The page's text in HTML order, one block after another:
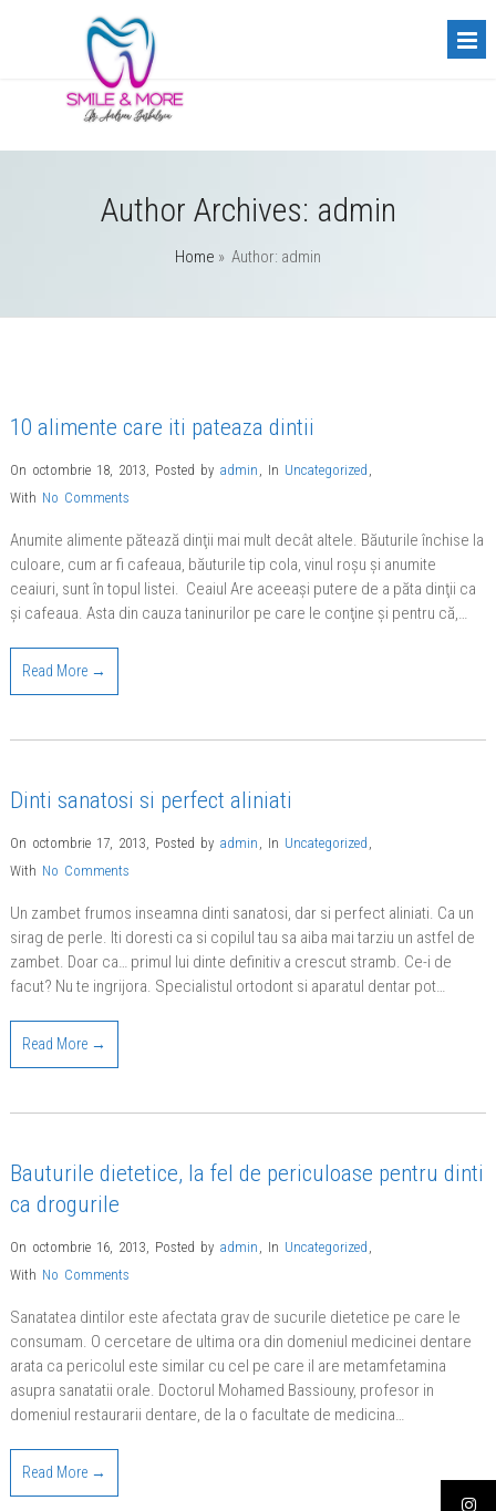
Author Archives: admin
Home » Author: admin
10 alimente care iti pateaza dintii
On octombrie 18, 2013, Posted by admin , In Uncategorized ,
With No Comments
Anumite alimente pătează dinţii mai mult decât altele. Băuturile închise la
culoare, cum ar fi cafeaua, băuturile tip cola, vinul roşu şi anumite
ceaiuri, sunt în topul listei. Ceaiul Are aceeaşi putere de a păta dinţii ca
şi cafeaua. Asta din cauza taninurilor pe care le conţine şi pentru că,…
Read More →
Dinti sanatosi si perfect aliniati
On octombrie 17, 2013, Posted by admin , In Uncategorized ,
With No Comments
Un zambet frumos inseamna dinti sanatosi, dar si perfect aliniati. Ca un
sirag de perle. Iti doresti ca si copilul tau sa aiba mai tarziu un astfel de
zambet. Doar ca… primul lui dinte definitiv a crescut stramb. Ce-i de
facut? Nu te ingrijora. Specialistul ortodont si aparatul dentar pot…
Read More →
Bauturile dietetice, la fel de periculoase pentru dinti
ca drogurile
On octombrie 16, 2013, Posted by admin , In Uncategorized ,
With No Comments
Sanatatea dintilor este afectata grav de sucurile dietetice pe care le
consumam. O cercetare de ultima ora din domeniul medicinei dentare
arata ca pericolul este similar cu cel pe care il are metamfetamina
asupra sanatatii orale. Doctorul Mohamed Bassiouny, profesor in
domeniul restaurarii dentare, de la o facultate de medicina…
Read More →